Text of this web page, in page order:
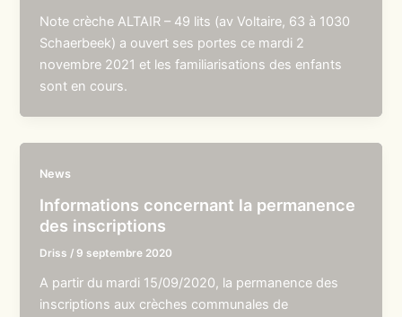
Note crèche ALTAIR – 49 lits (av Voltaire, 63 à 1030
Schaerbeek) a ouvert ses portes ce mardi 2
novembre 2021 et les familiarisations des enfants
sont en cours.
News
Informations concernant la permanence
des inscriptions
Driss / 9 septembre 2020
A partir du mardi 15/09/2020, la permanence des
inscriptions aux crèches communales de